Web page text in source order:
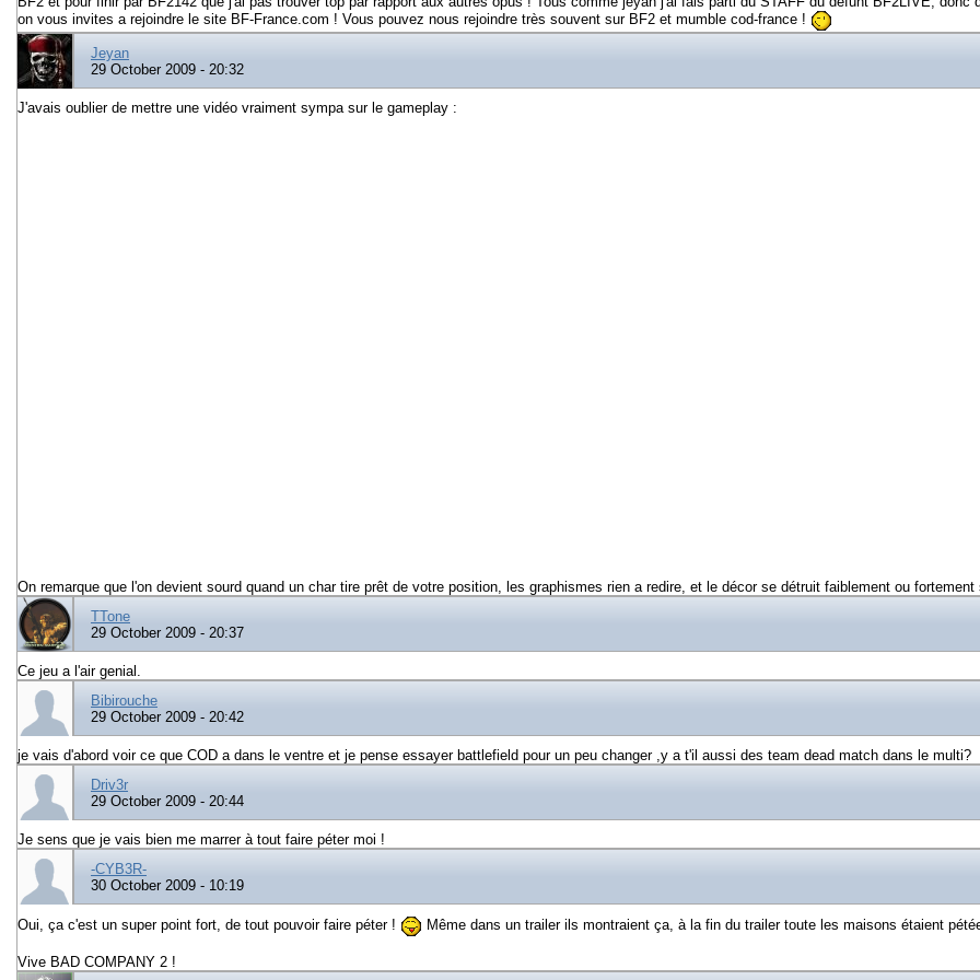
on vous invites a rejoindre le site BF-France.com ! Vous pouvez nous rejoindre très souvent sur BF2 et mumble cod-france !
Jeyan
29 October 2009 - 20:32
J'avais oublier de mettre une vidéo vraiment sympa sur le gameplay :
On remarque que l'on devient sourd quand un char tire prêt de votre position, les graphismes rien a redire, et le décor se détruit faiblement ou fortement
TTone
29 October 2009 - 20:37
Ce jeu a l'air genial.
Bibirouche
29 October 2009 - 20:42
je vais d'abord voir ce que COD a dans le ventre et je pense essayer battlefield pour un peu changer ,y a t'il aussi des team dead match dans le multi?
Driv3r
29 October 2009 - 20:44
Je sens que je vais bien me marrer à tout faire péter moi !
-CYB3R-
30 October 2009 - 10:19
Oui, ça c'est un super point fort, de tout pouvoir faire péter ! Même dans un trailer ils montraient ça, à la fin du trailer toute les maisons étaient
Vive BAD COMPANY 2 !